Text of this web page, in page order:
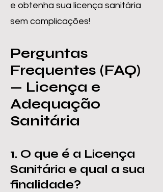
e obtenha sua licença sanitária
sem complicações!
Perguntas
Frequentes (FAQ)
— Licença e
Adequação
Sanitária
1. O que é a Licença
Sanitária e qual a sua
finalidade?